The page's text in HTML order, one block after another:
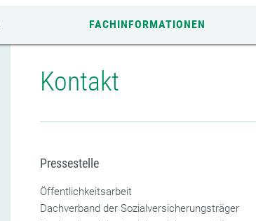
FACHINFORMATIONEN
Kontakt
Pressestelle
Öffentlichkeitsarbeit
Dachverband der Sozialversicherungsträger